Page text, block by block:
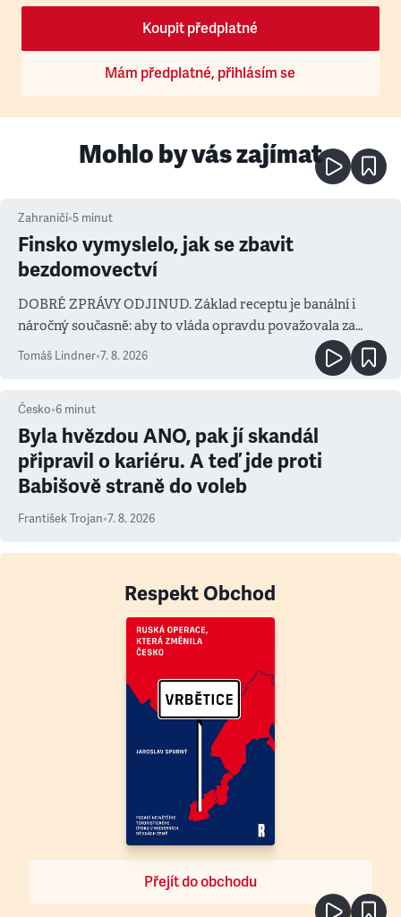
Koupit předplatné
Mám předplatné, přihlásím se
Mohlo by vás zajímat
Zahraničí•5 minut
Finsko vymyslelo, jak se zbavit
bezdomovectví
DOBRÉ ZPRÁVY ODJINUD. Základ receptu je banální i
náročný současně: aby to vláda opravdu považovala za
Tomáš Lindner•7. 8. 2026
Česko•6 minut
Byla hvězdou ANO, pak jí skandál
připravil o kariéru. A teď jde proti
Babišově straně do voleb
František Trojan•7. 8. 2026
Respekt Obchod
Přejít do obchodu